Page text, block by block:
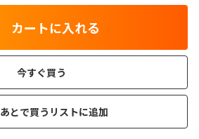
カートに入れる
今すぐ買う
あとで買うリストに追加